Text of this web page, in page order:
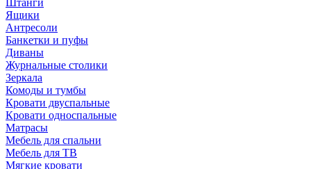
Ящики
Антресоли
Банкетки и пуфы
Диваны
Журнальные столики
Зеркала
Комоды и тумбы
Кровати двуспальные
Кровати односпальные
Матрасы
Мебель для спальни
Мебель для ТВ
Мягкие кровати